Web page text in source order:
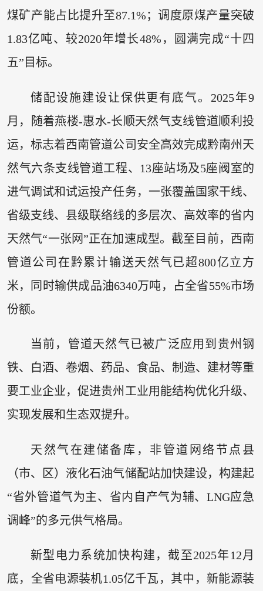
煤矿产能占比提升至87.1%；调度原煤产量突破
1.83亿吨、较2020年增长48%，圆满完成“十四
五”目标。
储配设施建设让保供更有底气。2025年9
月，随着燕楼-惠水-长顺天然气支线管道顺利投
运，标志着西南管道公司安全高效完成黔南州天
然气六条支线管道工程、13座站场及5座阀室的
进气调试和试运投产任务，一张覆盖国家干线、
省级支线、县级联络线的多层次、高效率的省内
天然气“一张网”正在加速成型。截至目前，西南
管道公司在黔累计输送天然气已超800亿立方
米，同时输供成品油6340万吨，占全省55%市场
份额。
当前，管道天然气已被广泛应用到贵州钢
铁、白酒、卷烟、药品、食品、制造、建材等重
要工业企业，促进贵州工业用能结构优化升级、
实现发展和生态双提升。
天然气在建储备库，非管道网络节点县
（市、区）液化石油气储配站加快建设，构建起
“省外管道气为主、省内自产气为辅、LNG应急
调峰”的多元供气格局。
新型电力系统加快构建，截至2025年12月
底，全省电源装机1.05亿千瓦，其中，新能源装